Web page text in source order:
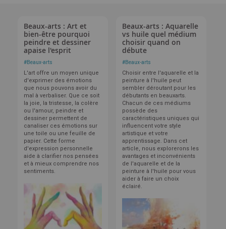
Beaux-arts : Art et
bien-être pourquoi
peindre et dessiner
apaise l'esprit
#Beaux-arts
L'art offre un moyen unique
d'exprimer des émotions
que nous pouvons avoir du
mal à verbaliser. Que ce soit
la joie, la tristesse, la colère
ou l'amour, peindre et
dessiner permettent de
canaliser ces émotions sur
une toile ou une feuille de
papier. Cette forme
d'expression personnelle
aide à clarifier nos pensées
et à mieux comprendre nos
sentiments.
Beaux-arts : Aquarelle
vs huile quel médium
choisir quand on
débute
#Beaux-arts
Choisir entre l'aquarelle et la
peinture à l'huile peut
sembler déroutant pour les
débutants en beauxarts.
Chacun de ces médiums
possède des
caractéristiques uniques qui
influencent votre style
artistique et votre
apprentissage. Dans cet
article, nous explorerons les
avantages et inconvénients
de l'aquarelle et de la
peinture à l'huile pour vous
aider à faire un choix
éclairé.